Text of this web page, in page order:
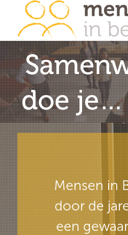
doe je…
Mensen in
door de
een